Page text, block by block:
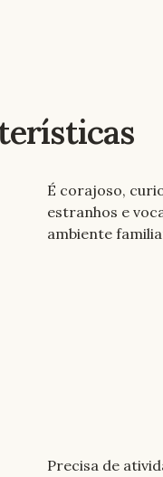
É corajoso,
estranhos e
ambiente
Precisa de